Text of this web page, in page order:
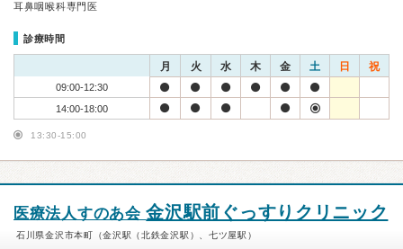
耳鼻咽喉科専門医
診療時間
月 火 水 木 金 土 日 祝
09:00-12:30
14:00-18:00
13:30-15:00
医療法人すのあ会金沢駅前ぐっすりクリニック
石川県金沢市本町（金沢駅（北鉄金沢駅）、七ツ屋駅）